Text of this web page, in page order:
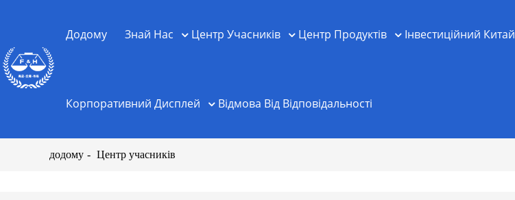
Додому Знай Нас Центр Учасників Центр Продуктів Інвестиційний Китай
Корпоративний Дисплей Відмова Від Відповідальності
додому Центр учасників